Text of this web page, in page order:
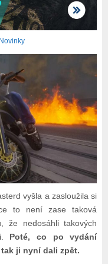
Novinky
vyšla a zasloužila si
to není zase taková
že nedosáhli takových
Poté, co po vydání
ji nyní dali zpět.